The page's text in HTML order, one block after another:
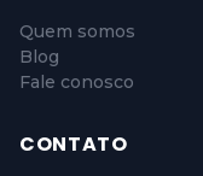
Quem somos
Blog
Fale conosco
CONTATO